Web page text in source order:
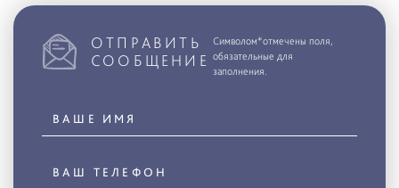
ОТПРАВИТЬ
СООБЩЕНИЕ
Символом*отмечены поля,
обязательные для
заполнения.